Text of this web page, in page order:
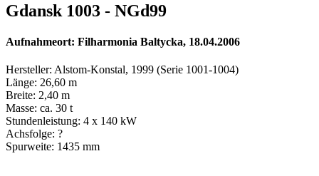
Gdansk 1003 - NGd99
Aufnahmeort: Filharmonia Baltycka, 18.04.2006
Hersteller: Alstom-Konstal, 1999 (Serie 1001-1004)
Länge: 26,60 m
Breite: 2,40 m
Masse: ca. 30 t
Stundenleistung: 4 x 140 kW
Achsfolge: ?
Spurweite: 1435 mm